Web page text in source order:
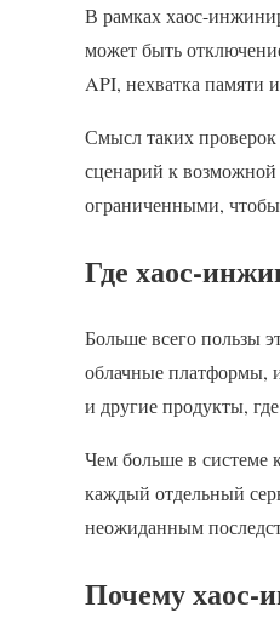
В рамках хаос-
может быть
API, нехватка памяти
Смысл таких
сценарий к
ограниченными, чтобы
Где хаос-
Больше всего пользы
облачные платформы,
и другие продукты,
Чем больше в системе
каждый отдельный
неожиданным
Почему хаос-